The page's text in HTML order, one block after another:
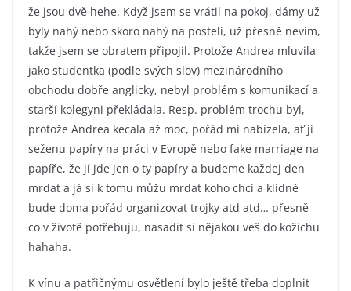
že jsou dvě hehe. Když jsem se vrátil na pokoj, dámy už
byly nahý nebo skoro nahý na posteli, už přesně nevím,
takže jsem se obratem připojil. Protože Andrea mluvila
jako studentka (podle svých slov) mezinárodního
obchodu dobře anglicky, nebyl problém s komunikací a
starší kolegyni překládala. Resp. problém trochu byl,
protože Andrea kecala až moc, pořád mi nabízela, ať jí
seženu papíry na práci v Evropě nebo fake marriage na
papíře, že jí jde jen o ty papíry a budeme každej den
mrdat a já si k tomu můžu mrdat koho chci a klidně
bude doma pořád organizovat trojky atd atd… přesně
co v životě potřebuju, nasadit si nějakou veš do kožichu
hahaha.
K vínu a patřičnýmu osvětlení bylo ještě třeba doplnit